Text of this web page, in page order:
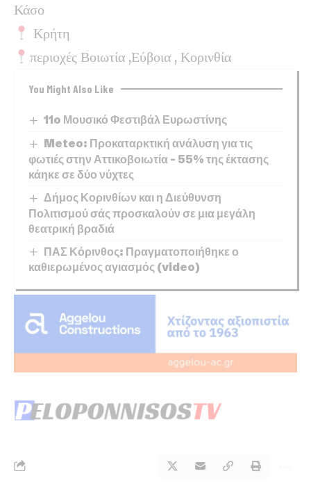
Κάσο
Κρήτη
περιοχές Βοιωτία ,Εύβοια , Κορινθία
You Might Also Like
11o Μουσικό Φεστιβάλ Ευρωστίνης
Meteo: Προκαταρκτική ανάλυση για τις
φωτιές στην Αττικοβοιωτία – 55% της έκτασης
κάηκε σε δύο νύχτες
Δήμος Κορινθίων και η Διεύθυνση
Πολιτισμού σάς προσκαλούν σε μια μεγάλη
θεατρική βραδιά
ΠΑΣ Κόρινθος: Πραγματοποιήθηκε ο
καθιερωμένος αγιασμός (video)